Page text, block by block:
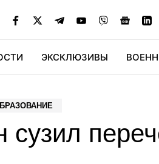
ЭКСКЛЮЗИВЫ
сузил